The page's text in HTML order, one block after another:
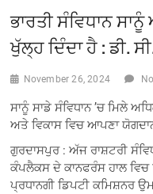
ਭਾਰਤੀ ਸੰਵਿਧਾਨ
ਖੁੱਲ੍ਹ ਦਿੰਦਾ ਹੈ : ਡੀ.
November 26, 2024
ਸਾਨੂੰ ਸਾਡੇ ਸੰਵਿਧਾਨ ’ਚ ਮਿਲੇ
ਅਤੇ ਵਿਕਾਸ ਵਿਚ ਆਪਣਾ
ਗੁਰਦਾਸਪੁਰ : ਅੱਜ ਰਾਸ਼ਟਰੀ
ਕੰਪਲੈਕਸ ਦੇ ਕਾਨਫਰੰਸ ਹਾਲ
ਪ੍ਰਧਾਨਗੀ ਡਿਪਟੀ ਕਮਿਸ਼ਨਰ